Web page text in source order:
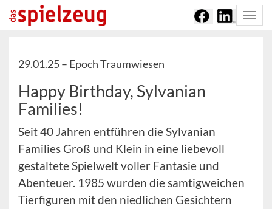
29.01.25 – Epoch Traumwiesen
Happy Birthday, Sylvanian
Families!
Seit 40 Jahren entführen die Sylvanian
Families Groß und Klein in eine liebevoll
gestaltete Spielwelt voller Fantasie und
Abenteuer. 1985 wurden die samtigweichen
Tierfiguren mit den niedlichen Gesichtern